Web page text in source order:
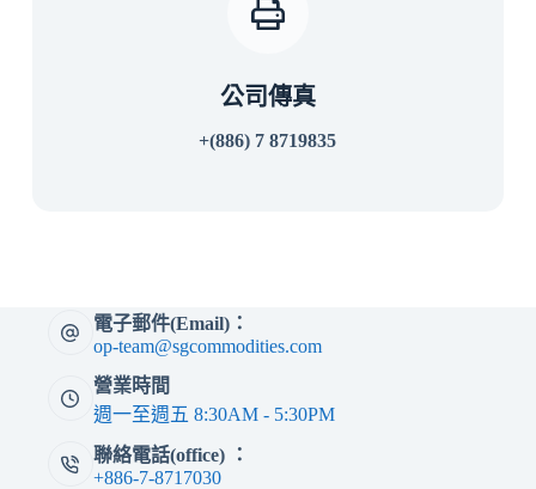
公司傳真
+(886) 7 8719835
電子郵件(Email)：
op-team@sgcommodities.com
營業時間
週一至週五 8:30AM - 5:30PM
聯絡電話(office) ：
+886-7-8717030